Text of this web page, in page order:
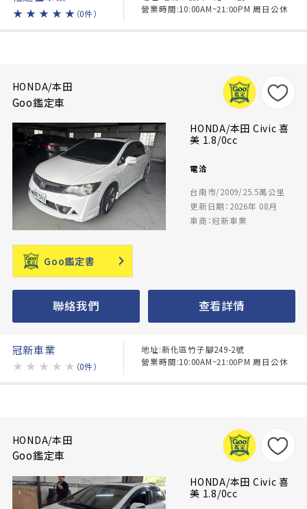
★ ★ ★ ★ ★ （0件）
營業時間:10:00AM~21:00PM 周日公休
HONDA/本田
Goo鑑定車
HONDA/本田 Civic 喜
美 1.8/0cc
電洽
台南市/2009/25.5萬公里
更新日期：2026年 08月
車商：冠新車業
Goo鑑定書
聯絡我們 查看詳情
冠新車業
★ ★ ★ ★ ★ （0件）
地址:新化區竹子腳249-2號
營業時間:10:00AM~21:00PM 周日公休
HONDA/本田
Goo鑑定車
HONDA/本田 Civic 喜
美 1.8/0cc